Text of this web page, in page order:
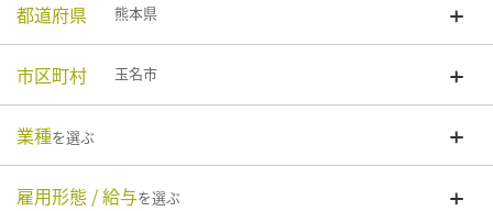
都道府県 熊本県
市区町村 玉名市
業種を選ぶ
雇用形態 / 給与を選ぶ